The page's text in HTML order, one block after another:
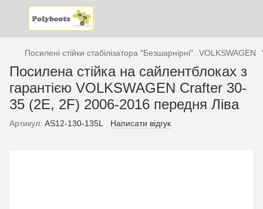
Посилені стійки стабілізатора "Безшарнірні" VOLKSWAGEN
Посилена стійка на сайлентблоках з
гарантією VOLKSWAGEN Crafter 30-
35 (2E, 2F) 2006-2016 передня Ліва
Артикул: AS12-130-135L Написати відгук